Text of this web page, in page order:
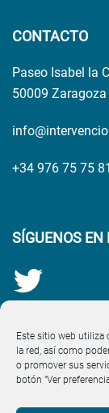
Este sitio web utiliza
la red, así como
o promover sus
botón "Ver
CONTACTO
Paseo Isabel la
50009
+34 976 75 75 81
SÍGUENOS EN